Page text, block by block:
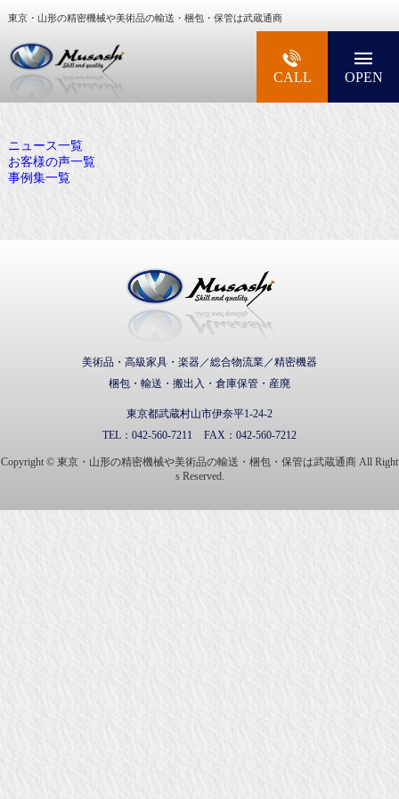
東京・山形の精密機械や美術品の輸送・梱包・保管は武蔵通商
大型精密機械・美術品・高級楽器の梱包・輸送
CALL OPEN
ニュース一覧
お客様の声一覧
事例集一覧
美術品・高級家具・楽器／総合物流業／精密機器
梱包・輸送・搬出入・倉庫保管・産廃
東京都武蔵村山市伊奈平1-24-2
TEL： 042-560-7211 FAX： 042-560-7212
Copyright © 東京・山形の精密機械や美術品の輸送・梱包・保管は武蔵通商 All Right
s Reserved.